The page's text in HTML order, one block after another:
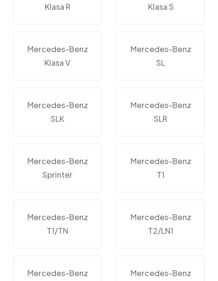
Klasa R
Klasa S
Mercedes-Benz
Klasa V
Mercedes-Benz
SL
Mercedes-Benz
SLK
Mercedes-Benz
SLR
Mercedes-Benz
Sprinter
Mercedes-Benz
T1
Mercedes-Benz
T1/TN
Mercedes-Benz
T2/LN1
Mercedes-Benz
Mercedes-Benz